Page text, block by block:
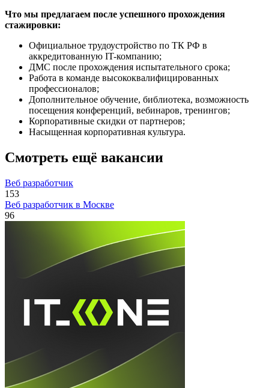
Что мы предлагаем после успешного прохождения
стажировки:
Официальное трудоустройство по ТК РФ в
аккредитованную IT-компанию;
ДМС после прохождения испытательного срока;
Работа в команде высококвалифицированных
профессионалов;
Дополнительное обучение, библиотека, возможность
посещения конференций, вебинаров, тренингов;
Корпоративные скидки от партнеров;
Насыщенная корпоративная культура.
Смотреть ещё вакансии
Веб разработчик
153
Веб разработчик в Москве
96